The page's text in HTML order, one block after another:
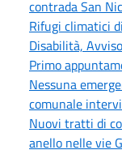
contrada San
Rifugi climatici
Disabilità,
Primo
Nessuna
comunale
Nuovi tratti di
anello nelle vie